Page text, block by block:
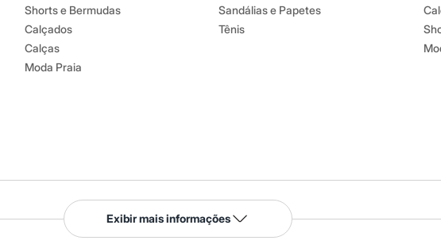
Shorts e Bermudas
Calçados
Calças
Moda Praia
Sandálias e Papetes
Tênis
Serviços
Tipos de serviços
Exibir mais informações